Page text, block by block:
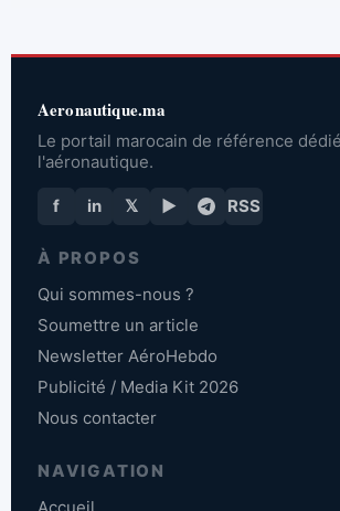
Aeronautique.ma
Le portail marocain de référence
l'aéronautique.
f in 𝕏 ▶ RSS
À PROPOS
Qui sommes-nous ?
Soumettre un article
Newsletter AéroHebdo
Publicité / Media Kit 2026
Nous contacter
NAVIGATION
Accueil